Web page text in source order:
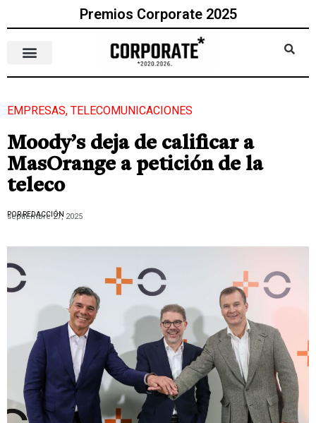
Premios Corporate 2025
EMPRESAS, TELECOMUNICACIONES
Moody’s deja de calificar a
MasOrange a petición de la
teleco
POR REDACCIÓN
septiembre 27, 2025